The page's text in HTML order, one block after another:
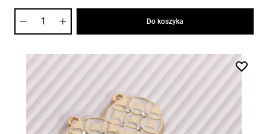
Do koszyka